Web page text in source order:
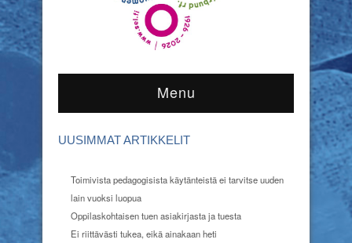
Menu
UUSIMMAT ARTIKKELIT
Toimivista pedagogisista käytänteistä ei tarvitse uuden
lain vuoksi luopua
Oppilaskohtaisen tuen asiakirjasta ja tuesta
Ei riittävästi tukea, eikä ainakaan heti